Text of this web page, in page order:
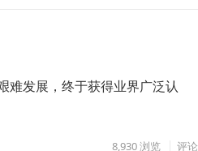
难发展，终于获得业界广泛认
8,930浏览 评论